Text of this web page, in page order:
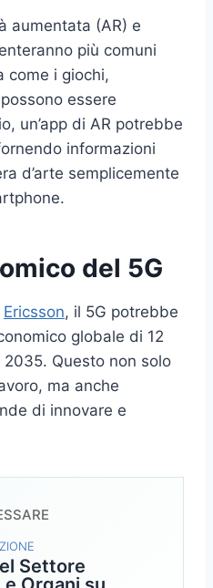
aumentata (AR) e
più comuni
come i giochi,
essere
un’app di AR potrebbe
informazioni
d’arte semplicemente
del 5G
Ericsson, il 5G potrebbe
globale di 12
Questo non solo
ma anche
di innovare e
Settore